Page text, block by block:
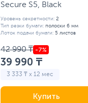
Secure S5, Black
Уровень секретности: 2
Тип резки бумаги: полоски 6 мм
Лоток подачи бумаги: 5 листов
42 990 ₸
39 990 ₸
3 333 ₸ x 12 мес
Купить